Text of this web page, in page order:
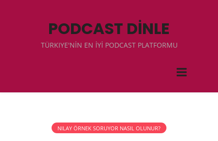
PODCAST DİNLE
TÜRKIYE'NİN EN İYİ PODCAST PLATFORMU
NILAY ÖRNEK SORUYOR NASIL OLUNUR?